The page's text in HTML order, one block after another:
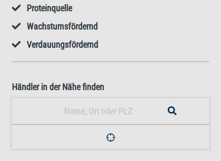
Proteinquelle
Wachstumsfördernd
Verdauungsfördernd
Händler in der Nähe finden